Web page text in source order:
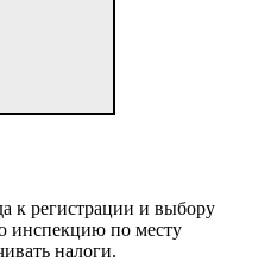
к регистрации и выбору
инспекцию по месту
налоги.